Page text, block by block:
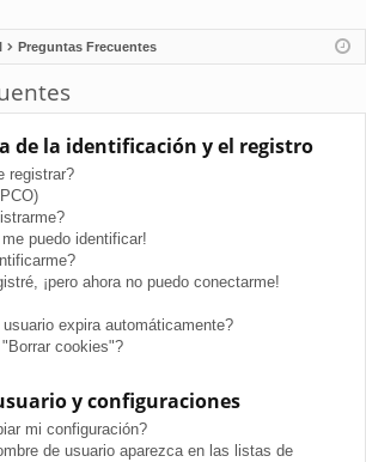
Preguntas Frecuentes
de la identificación y el registro
registrar?
puedo identificar!
¡pero ahora no puedo conectarme!
expira automáticamente?
cookies"?
y configuraciones
mi configuración?
de usuario aparezca en las listas de